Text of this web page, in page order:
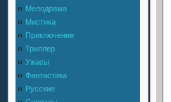
Мелодрама
Мистика
Приключение
Триллер
Ужасы
Фантастика
Русские